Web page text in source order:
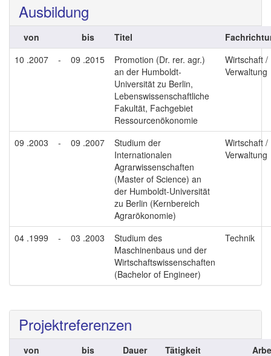
Ausbildung
von bis Titel
10 .2007
- 09 .2015
Promotion (Dr. rer. agr.)
an der Humboldt-
Universität zu Berlin,
Lebenswissenschaftliche
Fakultät, Fachgebiet
Ressourcenökonomie
Wirtschaft /
Verwaltung
09 .2003 - 09 .2007
Studium der
Internationalen
Agrarwissenschaften
(Master of Science) an
der Humboldt-Universität
zu Berlin (Kernbereich
Agrarökonomie)
Wirtschaft /
Verwaltung
04 .1999 - 03 .2003
Studium des
Maschinenbaus und der
Wirtschaftswissenschaften
(Bachelor of Engineer)
Technik
Projektreferenzen
von bis Dauer Tätigkeit